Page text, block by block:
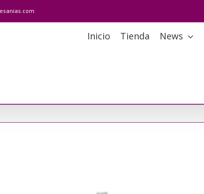
Inicio Tienda News